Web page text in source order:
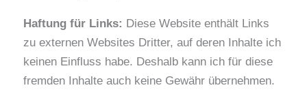
Haftung für Links: Diese Website enthält Links
zu externen Websites Dritter, auf deren Inhalte ich
keinen Einfluss habe. Deshalb kann ich für diese
fremden Inhalte auch keine Gewähr übernehmen.